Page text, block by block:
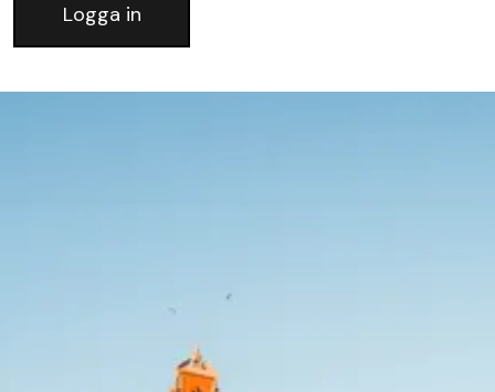
Logga in